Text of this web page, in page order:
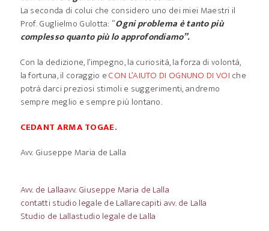
La seconda di colui che considero uno dei miei Maestri il
Prof. Guglielmo Gulotta: “Ogni problema è tanto più
complesso quanto più lo approfondiamo”.
Con la dedizione, l’impegno, la curiosità, la forza di volontà,
la fortuna, il coraggio eCON L’AIUTO DI OGNUNO DI VOI che
potrà darci preziosi stimoli e suggerimenti, andremo
sempre meglio e sempre più lontano.
CEDANT ARMA TOGAE.
Avv. Giuseppe Maria de Lalla
Avv. de Lallaavv. Giuseppe Maria de Lalla
contatti studio legale de Lallarecapiti avv. de Lalla
Studio de Lallastudio legale de Lalla